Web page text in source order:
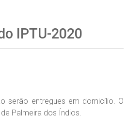
IPTU-2020
serão entregues em domicílio. O
Palmeira dos Índios.